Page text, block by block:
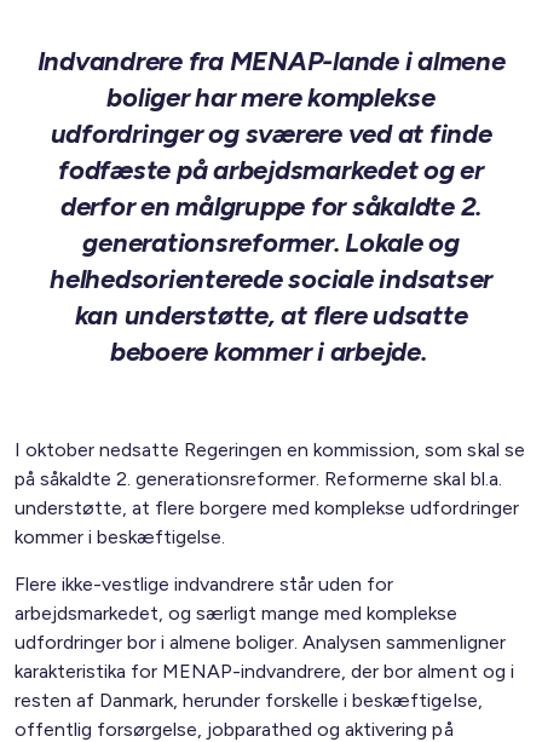
Indvandrere fra MENAP-lande i almene
boliger har mere komplekse
udfordringer og sværere ved at finde
fodfæste på arbejdsmarkedet og er
derfor en målgruppe for såkaldte 2.
generationsreformer. Lokale og
helhedsorienterede sociale indsatser
kan understøtte, at flere udsatte
beboere kommer i arbejde.
I oktober nedsatte Regeringen en kommission, som skal se
på såkaldte 2. generationsreformer. Reformerne skal bl.a.
understøtte, at flere borgere med komplekse udfordringer
kommer i beskæftigelse.
Flere ikke-vestlige indvandrere står uden for
arbejdsmarkedet, og særligt mange med komplekse
udfordringer bor i almene boliger. Analysen sammenligner
karakteristika for MENAP-indvandrere, der bor alment og i
resten af Danmark, herunder forskelle i beskæftigelse,
offentlig forsørgelse, jobparathed og aktivering på